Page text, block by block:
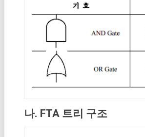
나. FTA 트리 구조